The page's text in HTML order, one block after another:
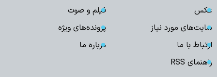
عکس
فیلم و صوت
سایت‌های مورد نیاز
پرونده‌های ویژه
ارتباط با ما
درباره ما
راهنمای RSS